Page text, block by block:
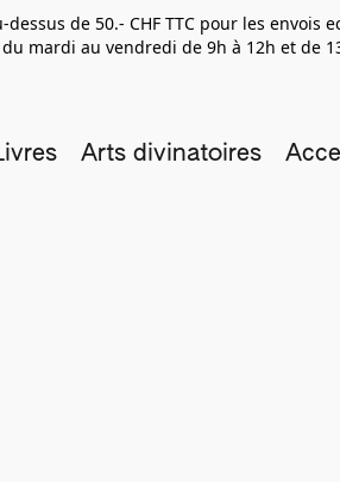
de 50.- CHF TTC pour les
mardi au vendredi de 9h à 12h et de
Arts divinatoires